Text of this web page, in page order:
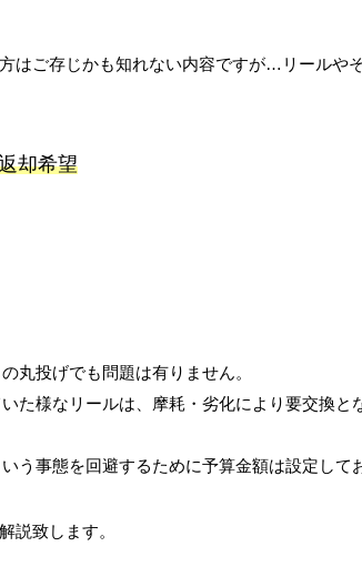
はご存じかも知れない内容ですが…リールや
却希望
丸投げでも問題は有りません。
た様なリールは、摩耗・劣化により要交換と
う事態を回避するために予算金額は設定して
説致します。